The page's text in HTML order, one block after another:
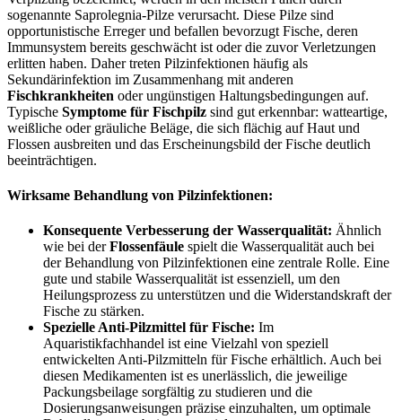
sogenannte Saprolegnia-Pilze verursacht. Diese Pilze sind
opportunistische Erreger und befallen bevorzugt Fische, deren
Immunsystem bereits geschwächt ist oder die zuvor Verletzungen
erlitten haben. Daher treten Pilzinfektionen häufig als
Sekundärinfektion im Zusammenhang mit anderen
Fischkrankheiten oder ungünstigen Haltungsbedingungen auf.
Typische Symptome für Fischpilz sind gut erkennbar: watteartige,
weißliche oder gräuliche Beläge, die sich flächig auf Haut und
Flossen ausbreiten und das Erscheinungsbild der Fische deutlich
beeinträchtigen.
Wirksame Behandlung von Pilzinfektionen:
Konsequente Verbesserung der Wasserqualität: Ähnlich
wie bei derFlossenfäule spielt die Wasserqualität auch bei
der Behandlung von Pilzinfektionen eine zentrale Rolle. Eine
gute und stabile Wasserqualität ist essenziell, um den
Heilungsprozess zu unterstützen und die Widerstandskraft der
Fische zu stärken.
Spezielle Anti-Pilzmittel für Fische: Im
Aquaristikfachhandel ist eine Vielzahl von speziell
entwickelten Anti-Pilzmitteln für Fische erhältlich. Auch bei
diesen Medikamenten ist es unerlässlich, die jeweilige
Packungsbeilage sorgfältig zu studieren und die
Dosierungsanweisungen präzise einzuhalten, um optimale